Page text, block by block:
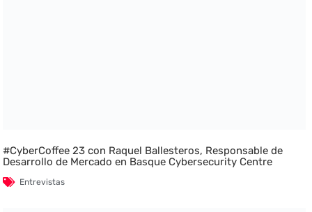
#CyberCoffee 23 con Raquel Ballesteros, Responsable de
Desarrollo de Mercado en Basque Cybersecurity Centre
Entrevistas